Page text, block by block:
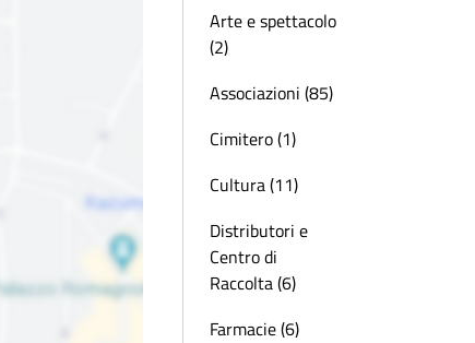
Arte e spettacolo
(2)
Associazioni (85)
Cimitero (1)
Cultura (11)
Distributori e
Centro di
Raccolta (6)
Farmacie (6)